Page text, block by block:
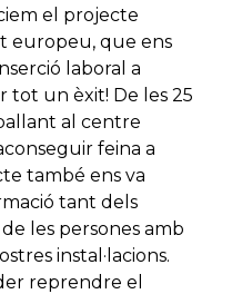
el projecte
europeu, que ens
laboral a
tot un èxit! De les 25
al centre
feina a
també ens va
tant dels
les persones amb
instal·lacions.
reprendre el